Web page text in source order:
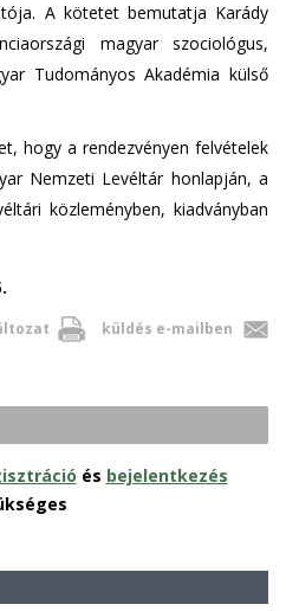
A kötetet bemutatja Karády
magyar szociológus,
Tudományos Akadémia külső
hogy a rendezvényen felvételek
Nemzeti Levéltár honlapján, a
közleményben, kiadványban
küldés e-mailben
és bejelentkezés